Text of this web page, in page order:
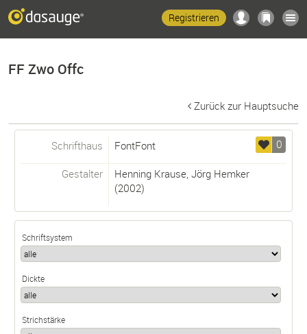
Registrieren
FF Zwo Offc
Zurück zur Hauptsuche
0
Schrifthaus FontFont
Gestalter Henning Krause, Jörg Hemker
(2002)
Schriftsystem
Dickte
Strichstärke